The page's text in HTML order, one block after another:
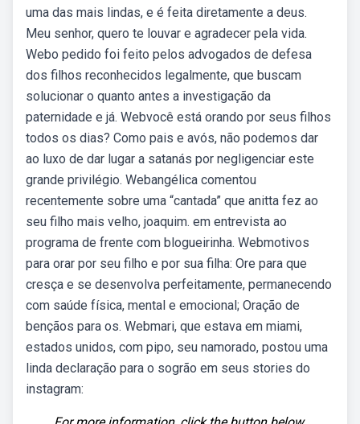
uma das mais lindas, e é feita diretamente a deus.
Meu senhor, quero te louvar e agradecer pela vida.
Webo pedido foi feito pelos advogados de defesa
dos filhos reconhecidos legalmente, que buscam
solucionar o quanto antes a investigação da
paternidade e já. Webvocê está orando por seus filhos
todos os dias? Como pais e avós, não podemos dar
ao luxo de dar lugar a satanás por negligenciar este
grande privilégio. Webangélica comentou
recentemente sobre uma “cantada” que anitta fez ao
seu filho mais velho, joaquim. em entrevista ao
programa de frente com blogueirinha. Webmotivos
para orar por seu filho e por sua filha: Ore para que
cresça e se desenvolva perfeitamente, permanecendo
com saúde física, mental e emocional; Oração de
bençãos para os. Webmari, que estava em miami,
estados unidos, com pipo, seu namorado, postou uma
linda declaração para o sogrão em seus stories do
instagram: